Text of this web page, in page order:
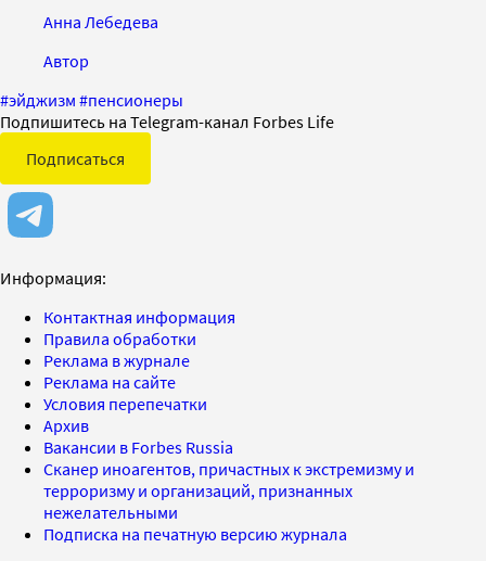
Анна Лебедева
Автор
#эйджизм #пенсионеры
Подпишитесь на Telegram-канал Forbes Life
Подписаться
Информация:
Контактная информация
Правила обработки
Реклама в журнале
Реклама на сайте
Условия перепечатки
Архив
Вакансии в Forbes Russia
Сканер иноагентов, причастных к экстремизму и
терроризму и организаций, признанных
нежелательными
Подписка на печатную версию журнала